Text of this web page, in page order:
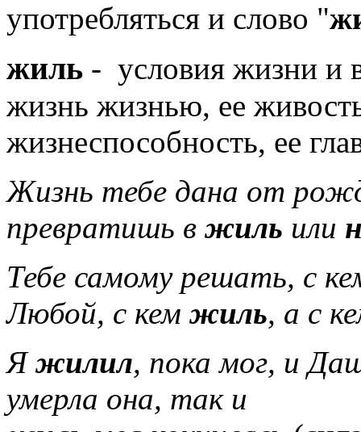
употребляться и слово "
жиль - условия жизни и
жизнь жизнью, ее
жизнеспособность, ее
Жизнь тебе дана от
превратишь в жиль или
Тебе самому решать, с
Любой, с кем жиль, а с
Яжилил, пока мог, и
умерла она, так и